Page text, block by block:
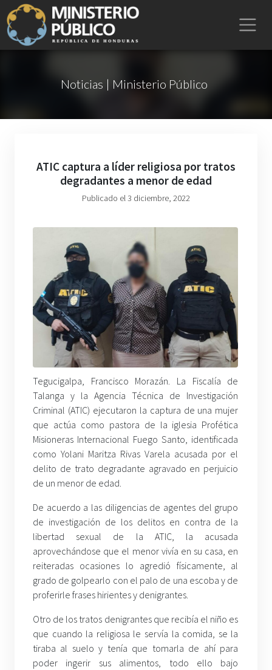
Noticias | Ministerio Público
ATIC captura a líder religiosa por tratos
degradantes a menor de edad
Publicado el 3 diciembre, 2022
Tegucigalpa, Francisco Morazán. La Fiscalía de
Talanga y la Agencia Técnica de Investigación
Criminal (ATIC) ejecutaron la captura de una mujer
que actúa como pastora de la iglesia Profética
Misioneras Internacional Fuego Santo, identificada
como Yolani Maritza Rivas Varela acusada por el
delito de trato degradante agravado en perjuicio
de un menor de edad.
De acuerdo a las diligencias de agentes del grupo
de investigación de los delitos en contra de la
libertad sexual de la ATIC, la acusada
aprovechándose que el menor vivía en su casa, en
reiteradas ocasiones lo agredió físicamente, al
grado de golpearlo con el palo de una escoba y de
proferirle frases hirientes y denigrantes.
Otro de los tratos denigrantes que recibía el niño es
que cuando la religiosa le servía la comida, se la
tiraba al suelo y tenía que tomarla de ahí para
poder ingerir sus alimentos, todo ello bajo